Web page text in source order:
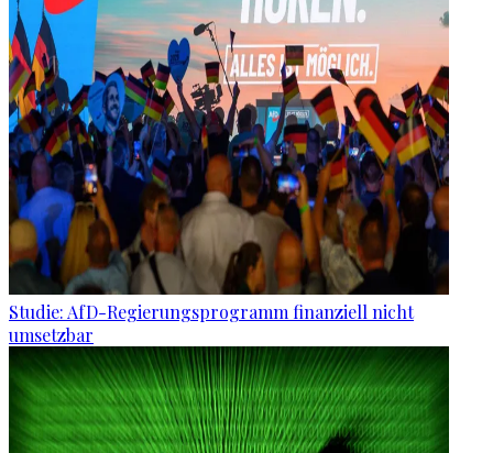
Studie: AfD-Regierungsprogramm finanziell nicht
umsetzbar